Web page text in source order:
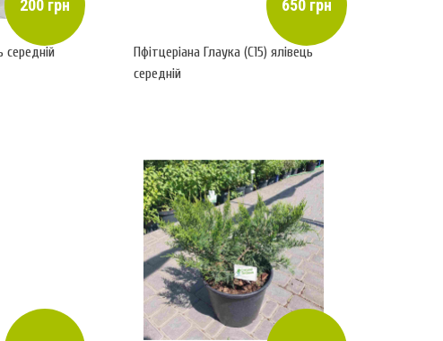
200 грн
середній
650 грн
Пфітцеріана Глаука (С15) ялівець
середній